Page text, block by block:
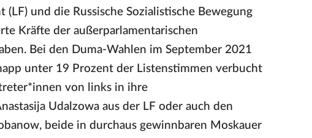
und die Russische Sozialistische Bewegung
Kräfte der außerparlamentarischen
Bei den Duma-Wahlen im September 2021
unter 19 Prozent der Listenstimmen verbucht
von links in ihre
Udalzowa aus der LF oder auch den
beide in durchaus gewinnbaren Moskauer